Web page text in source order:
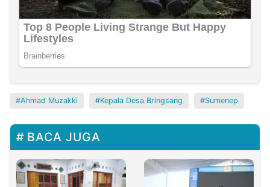
Ahmad Muzakki Kepala Desa Bringsang Sumenep
BACA JUGA